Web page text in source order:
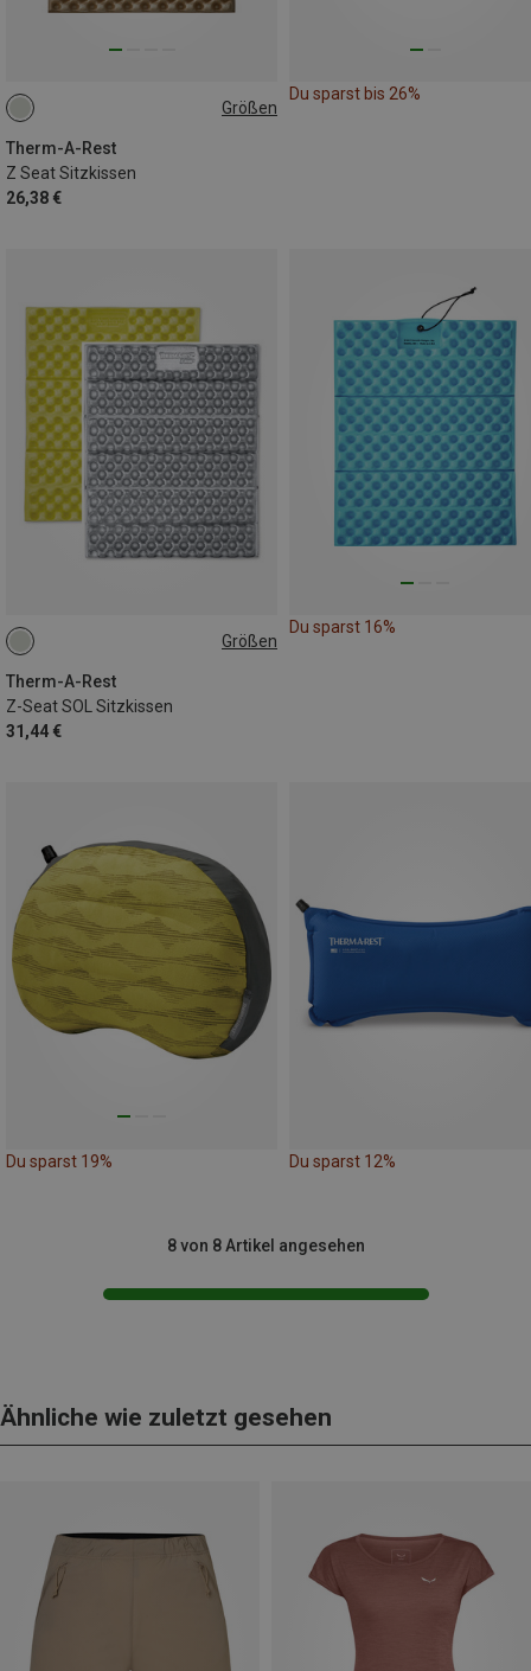
Größen
Therm-A-Rest
Z Seat Sitzkissen
26,38 €
ONE SIZE
Du sparst bis 26%
Größen
Therm-A-Rest
Z-Seat SOL Sitzkissen
31,44 €
ONE SIZE
Du sparst 16%
Du sparst 19% Du sparst 12%
8 von 8 Artikel angesehen
Ähnliche wie zuletzt gesehen